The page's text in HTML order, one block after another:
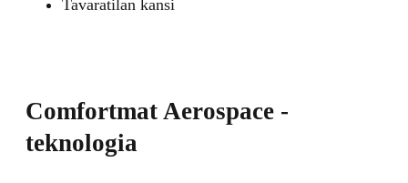
Tavaratilan kansi
Comfortmat Aerospace -
teknologia